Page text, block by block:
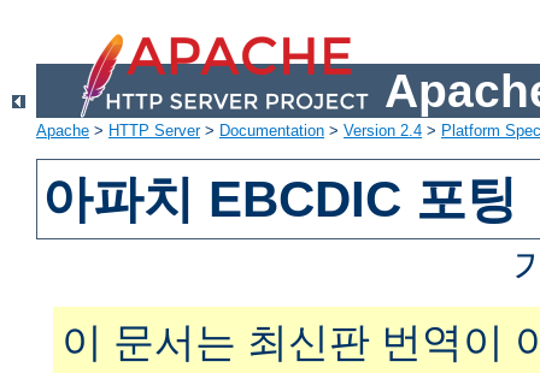
Apache > HTTP Server> Documentation > Version 2.4 > Platform
아파치 EBCDIC 포팅
이 문서는 최신판 번역이